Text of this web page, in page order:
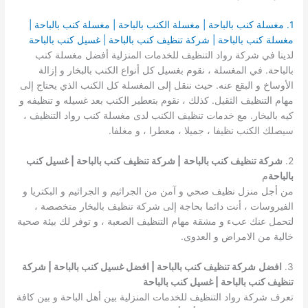
1. مغسلة كنب بالباحة | مغسلة الكنب بالباحة | مغسلة كنب بالباحة |
مغسلة كنب بالباحة | شركة تنظيف كنب بالباحة | غسيل كنب بالباحة
لدينا في شركة رواد التنظيف للخدمات المنزلية أفضل مغسلة كنب
بالباحة. في المغسلة ، نقوم بغسيل كل أنواع الكنب بالبخار و إزالة
الأوساخ و البقع عنه. حيث ننقل إلى المغسلة كل الكنب الذي يحتاج إلى
مهام التنظيف الثقيل. كذلك ، نقوم بتعطير الكنب بعد غسيله و تنظيفه و
كيه بالبخار. مع خدمات تنظيف الكنب لدى مغسلة كنب رواد التنظيف ،
سيصلك الكنب نظيفا ، جميلا ، معطرا ، و مغلفا.
2. شركة تنظيف كنب بالباحة
| شركة تنظيف كنب بالباحة | غسيل كنب
بالباحةم
من أجل منزل نظيف صحي و آمن من الجراثيم و الجراثيم و البكتريا و
الفيروسات ، أنت دائما بحاجة إلى شركة تنظيف بالبخار متخصصة ،
لتحمل عنك عبء و مشقة مهام التنظيف الصعبة ، و توفر لك بيئة صحية
خالية من الامراض و العدوى.
3. افضل شركة تنظيف كنب بالباحة | افضل غسيل كنب بالباحة | شركة
تنظيف كنب بالباحة | غسيل كنب بالباحة
تعرف شركة رواد التنظيف للخدمات المنزلية بين أهل الباحة و بين كافة